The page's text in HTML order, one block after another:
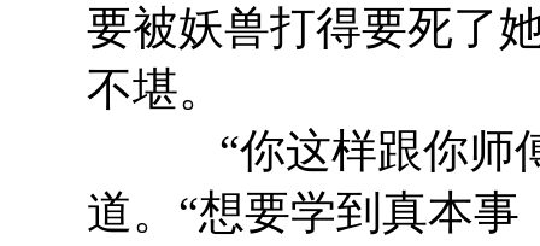
要被妖兽打得要死了
不堪。
“你这样跟你师傅
道。“想要学到真本事